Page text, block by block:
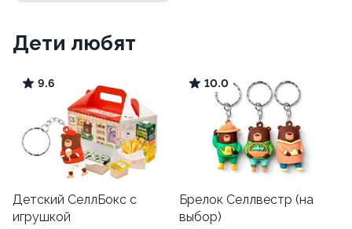
Дети любят
9.6
Детский СеллБокс с
игрушкой
10.0
Брелок Селлвестр (на
выбор)